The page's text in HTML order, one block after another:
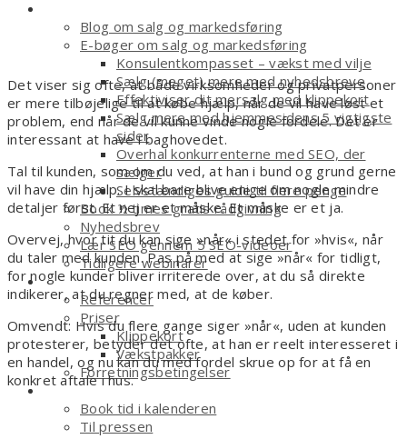
Blog om salg og markedsføring
E-bøger om salg og markedsføring
Konsulentkompasset – vækst med vilje
Sælg (meget) mere med nyhedsbreve
Effektiviser dit mersalg med klippekort
Sælg mere med hjemmesidens 5 vigtigste
sider
Overhal konkurrenterne med SEO, der
sælger
Selvstændiges guide til flere penge
Book ½ times gratis rådgivning
Nyhedsbrev
Lær SEO gennem 5 SEO-videoer
Tidligere webinarer
Om
Referencer
Priser
Klippekort
Vækstpakker
Forretningsbetingelser
Kontakt
Book tid i kalenderen
Til pressen
Det viser sig ofte, at både virksomheder og privatpersoner
er mere tilbøjelige til at købe hjælp, når de vil have løst et
problem, end når de vil kunne vinde nogle fordele. Det er
interessant at have i baghovedet.
Tal til kunden, som om du ved, at han i bund og grund gerne
vil have din hjælp. I skal bare blive enige om nogle mindre
detaljer først. Et nej er et måske. Et måske er et ja.
Overvej, hvor tit du kan sige »når« i stedet for »hvis«, når
du taler med kunden. Pas på med at sige »når« for tidligt,
for nogle kunder bliver irriterede over, at du så direkte
indikerer, at du regner med, at de køber.
Omvendt: Hvis du flere gange siger »når«, uden at kunden
protesterer, betyder det ofte, at han er reelt interesseret i
en handel, og nu kan du med fordel skrue op for at få en
konkret aftale i hus.